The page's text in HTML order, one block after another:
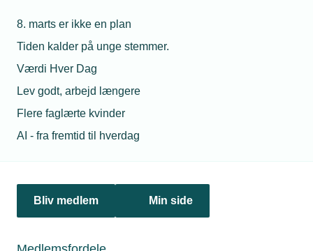
8. marts er ikke en plan
Tiden kalder på unge stemmer.
Værdi Hver Dag
Lev godt, arbejd længere
Flere faglærte kvinder
AI - fra fremtid til hverdag
Bliv medlem Min side
Politik & analyse
jura@tekniq.dk
tekniq@tekniq.dk